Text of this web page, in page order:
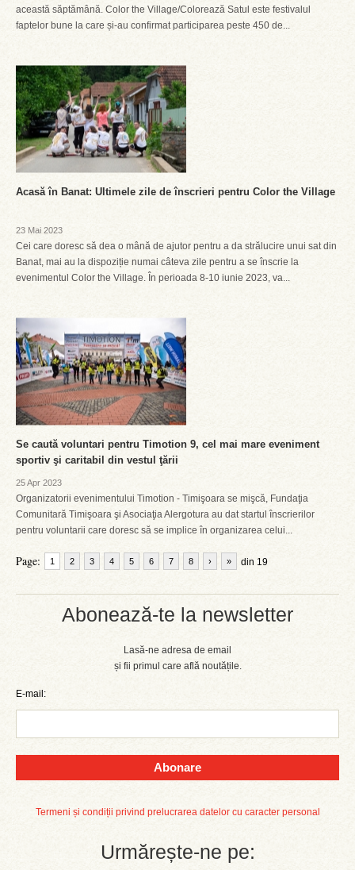
Abonează-te la newsletter
Lasă-ne adresa de email
și fii primul care află noutățile.
E-mail:
Abonare
Termeni și condiții privind prelucrarea datelor cu caracter personal
Urmărește-ne pe:
această săptămână. Color the Village/Colorează Satul este festivalul
faptelor bune la care și-au confirmat participarea peste 450 de...
Acasă în Banat: Ultimele zile de înscrieri pentru Color the Village
23 Mai 2023
Cei care doresc să dea o mână de ajutor pentru a da strălucire unui sat din
Banat, mai au la dispoziție numai câteva zile pentru a se înscrie la
evenimentul Color the Village. În perioada 8-10 iunie 2023, va...
Se caută voluntari pentru Timotion 9, cel mai mare eveniment
sportiv şi caritabil din vestul ţării
25 Apr 2023
Organizatorii evenimentului Timotion - Timişoara se mişcă, Fundaţia
Comunitară Timişoara şi Asociaţia Alergotura au dat startul înscrierilor
pentru voluntarii care doresc să se implice în organizarea celui...
Page: 1 2 3 4 5 6 7 8 din 19
› »